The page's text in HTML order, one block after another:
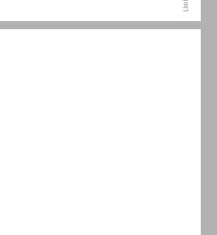
תוכן העניינים ... 5